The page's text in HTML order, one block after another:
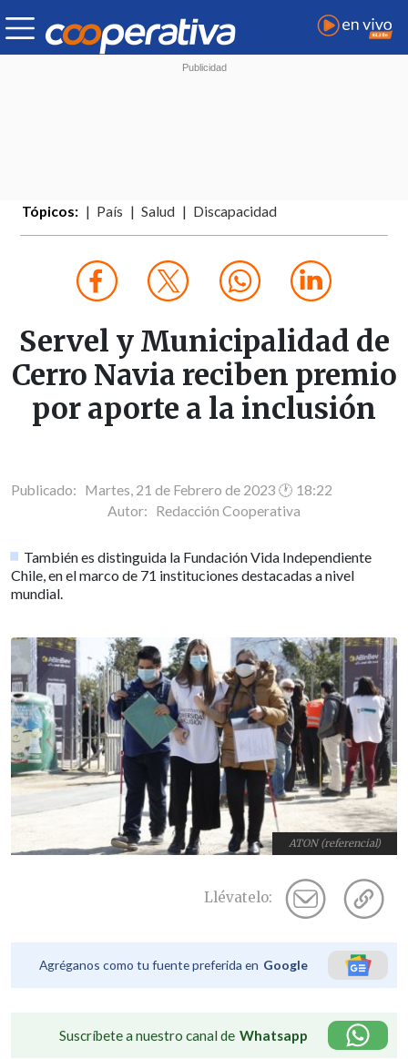
Tópicos: País Salud Discapacidad
Servel y Municipalidad de
Cerro Navia reciben premio
por aporte a la inclusión
Publicado: Martes, 21 de Febrero de 2023 🕐 18:22
Autor: Redacción Cooperativa
También es distinguida la Fundación Vida Independiente
Chile, en el marco de 71 instituciones destacadas a nivel
mundial.
ATON (referencial)
Llévatelo:
Agréganos como tu fuente preferida en Google
Suscríbete a nuestro canal de Whatsapp